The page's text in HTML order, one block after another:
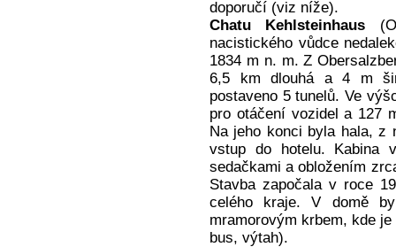
doporučí (viz níže).
Chatu Kehlsteinhaus
nacistického vůdce
1834 m n. m. Z
6,5 km dlouhá a 4 m
postaveno 5 tunelů. Ve
pro otáčení vozidel a 127
Na jeho konci byla hala, z
vstup do hotelu. Kabina
sedačkami a obložením
Stavba započala v roce
celého kraje. V domě
mramorovým krbem, kde
bus, výtah).